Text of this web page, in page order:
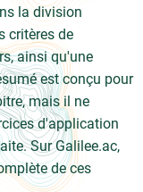
la division
critères de
ainsi qu'une
est conçu pour
mais il ne
d'application
Sur Galilee.ac,
de ces